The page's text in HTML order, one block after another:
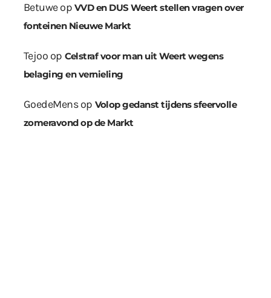
Betuweop VVD en DUS Weert stellen vragen over
fonteinen Nieuwe Markt
Tejoo op Celstraf voor man uit Weert wegens
belaging en vernieling
GoedeMensop Volop gedanst tijdens sfeervolle
zomeravond op de Markt